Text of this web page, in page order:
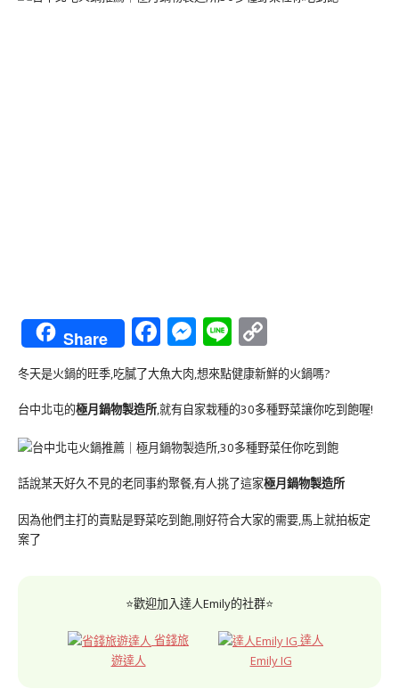
Share Facebook
Messenger
Line
Link
冬天是火鍋的旺季,吃膩了大魚大肉,想來點健康新鮮的火鍋嗎?
台中北屯的極月鍋物製造所,就有自家栽種的30多種野菜讓你吃到飽喔!
話說某天好久不見的老同事約聚餐,有人挑了這家極月鍋物製造所
因為他們主打的賣點是野菜吃到飽,剛好符合大家的需要,馬上就拍板定
案了
⭐歡迎加入達人Emily的社群⭐
省錢旅
遊達人
達人
Emily IG